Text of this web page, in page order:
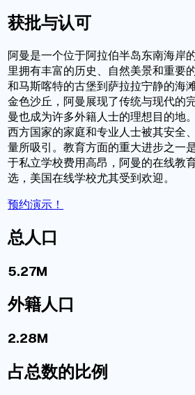
获批与认可
阿曼是一个位于阿拉伯半岛东南海岸
里拥有丰富的历史、自然美景和重要
和马斯喀特的古堡到萨拉拉宁静的海
金色沙丘，阿曼展现了传统与现代的
曼也成为许多外籍人士的理想目的地
西方国家的家庭和专业人士被其安全
量所吸引。教育方面的重大进步之一
于私立学校费用高昂，阿曼的在线教
选，美国在线学校尤其受到欢迎。
预约演示！
总人口
5.27M
外籍人口
2.28M
占总数的比例